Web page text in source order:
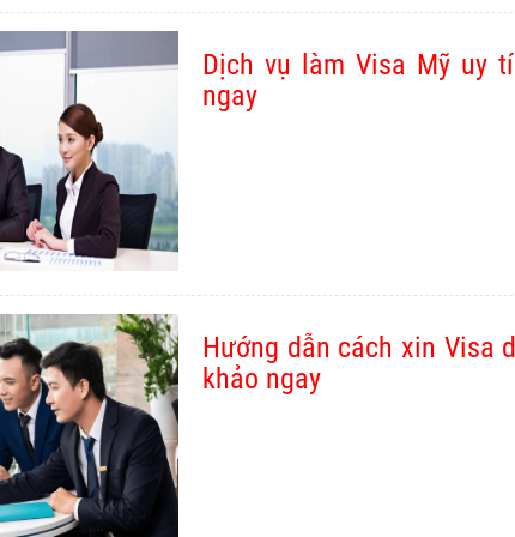
Dịch vụ làm Visa Mỹ uy
ngay
Hướng dẫn cách xin Visa
khảo ngay